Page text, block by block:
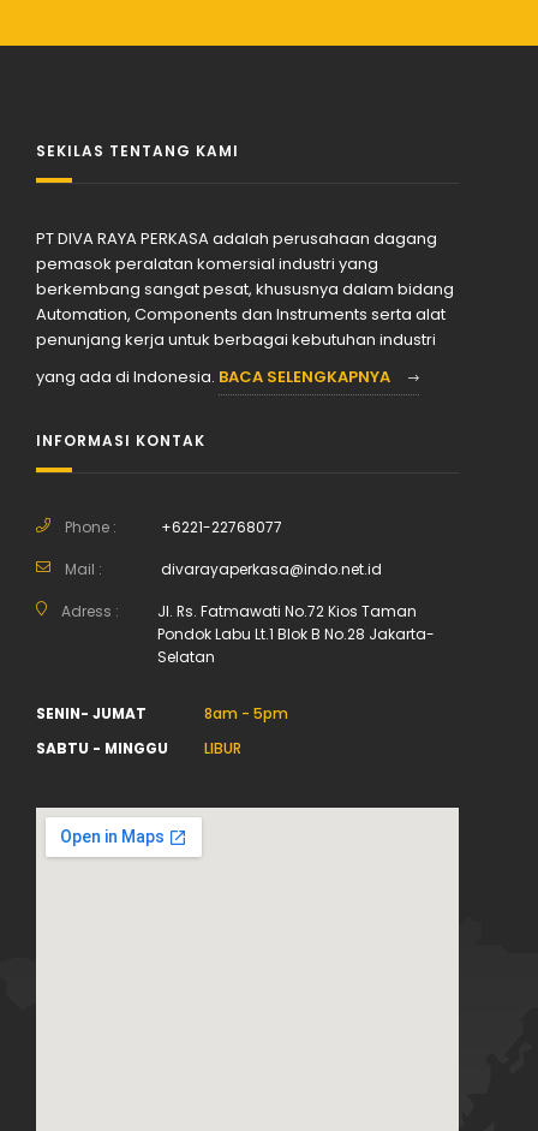
SEKILAS TENTANG KAMI
PT DIVA RAYA PERKASA adalah perusahaan dagang
pemasok peralatan komersial industri yang
berkembang sangat pesat, khususnya dalam bidang
Automation, Components dan Instruments serta alat
penunjang kerja untuk berbagai kebutuhan industri
yang ada di Indonesia. BACA SELENGKAPNYA
INFORMASI KONTAK
Phone : +6221-22768077
Mail : divarayaperkasa@indo.net.id
Adress :
Jl. Rs. Fatmawati No.72 Kios Taman
Pondok Labu Lt.1 Blok B No.28 Jakarta-
Selatan
SENIN- JUMAT
8am - 5pm
SABTU - MINGGU
LIBUR